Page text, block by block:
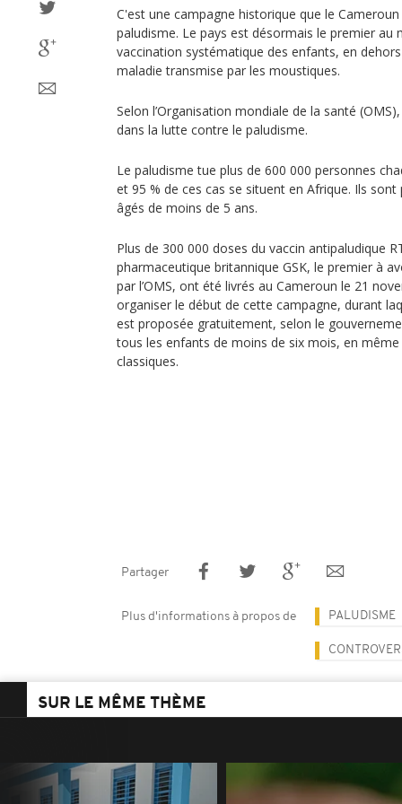
C'est une campagne historique que le
paludisme. Le pays est désormais le premier au
vaccination systématique des enfants, en
maladie transmise par les moustiques.
Selon l’Organisation mondiale de la santé
dans la lutte contre le paludisme.
Le paludisme tue plus de 600 000 personnes
et 95 % de ces cas se situent en Afrique. Ils
âgés de moins de 5 ans.
Plus de 300 000 doses du vaccin antipaludique
pharmaceutique britannique GSK, le premier à
par l’OMS, ont été livrés au Cameroun le 21
organiser le début de cette campagne, durant
est proposée gratuitement, selon le
tous les enfants de moins de six mois, en
classiques.
Partager
Plus d'informations à propos de PALUDISME
SUR LE MÊME THÈME